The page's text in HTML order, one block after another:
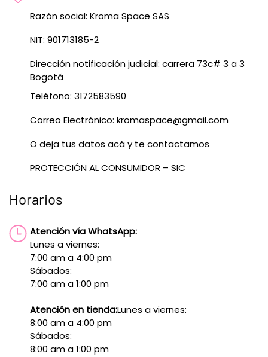
Razón social: Kroma Space SAS
NIT: 901713185-2
Dirección notificación judicial: carrera 73c# 3 a 3
Bogotá
Teléfono: 3172583590
Correo Electrónico: kromaspace@gmail.com
O deja tus datos acáy te contactamos
PROTECCIÓN AL CONSUMIDOR – SIC
Horarios
Atención vía WhatsApp:
Lunes a viernes:
7:00 am a 4:00 pm
Sábados:
7:00 am a 1:00 pm
Atención en tienda:Lunes a viernes:
8:00 am a 4:00 pm
Sábados:
8:00 am a 1:00 pm